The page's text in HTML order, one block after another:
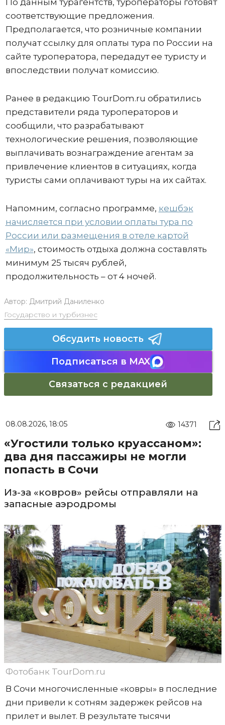
По данным турагентств, туроператоры готовят
соответствующие предложения.
Предполагается, что розничные компании
получат ссылку для оплаты тура по России на
сайте туроператора, передадут ее туристу и
впоследствии получат комиссию.
Ранее в редакцию TourDom.ru обратились
представители ряда туроператоров и
сообщили, что разрабатывают
технологические решения, позволяющие
выплачивать вознаграждение агентам за
привлечение клиентов в ситуациях, когда
туристы сами оплачивают туры на их сайтах.
Напомним, согласно программе, кешбэк
начисляется при условии оплаты тура по
России или размещения в отеле картой
«Мир», стоимость отдыха должна составлять
минимум 25 тысяч рублей,
продолжительность – от 4 ночей.
Автор: Дмитрий Даниленко
Государство и турбизнес
Обсудить новость
Подписаться в MAX
Связаться с редакцией
08.08.2026, 18:05 14371
«Угостили только круассаном»:
два дня пассажиры не могли
попасть в Сочи
Из-за «ковров» рейсы отправляли на
запасные аэродромы
Фотобанк TourDom.ru
В Сочи многочисленные «ковры» в последние
дни привели к сотням задержек рейсов на
прилет и вылет. В результате тысячи